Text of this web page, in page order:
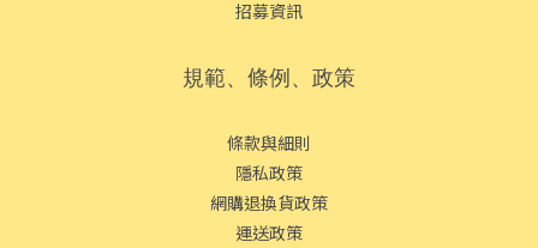
招募資訊
規範、條例、政策
條款與細則
隱私政策
網購退換貨政策
運送政策